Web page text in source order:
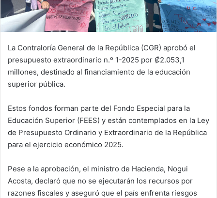
La Contraloría General de la República (CGR) aprobó el
presupuesto extraordinario n.º 1-2025 por ₡2.053,1
millones, destinado al financiamiento de la educación
superior pública.
Estos fondos forman parte del Fondo Especial para la
Educación Superior (FEES) y están contemplados en la Ley
de Presupuesto Ordinario y Extraordinario de la República
para el ejercicio económico 2025.
Pese a la aprobación, el ministro de Hacienda, Nogui
Acosta, declaró que no se ejecutarán los recursos por
razones fiscales y aseguró que el país enfrenta riesgos